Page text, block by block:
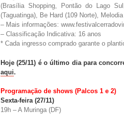
(Brasília Shopping, Pontão do Lago
(Taguatinga), Be Hard (109 Norte),
– Mais informações:
– Classificação Indicativa: 16 anos
* Cada ingresso comprado garante o
Hoje (25/11) é o último dia para
aqui.
Programação de shows (Palcos 1 e 2)
Sexta-feira (27/11)
19h – A Muringa (DF)